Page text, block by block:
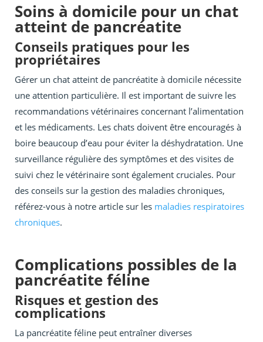
Soins à domicile pour un chat
atteint de pancréatite
Conseils pratiques pour les
propriétaires
Gérer un chat atteint de pancréatite à domicile nécessite
une attention particulière. Il est important de suivre les
recommandations vétérinaires concernant l’alimentation
et les médicaments. Les chats doivent être encouragés à
boire beaucoup d’eau pour éviter la déshydratation. Une
surveillance régulière des symptômes et des visites de
suivi chez le vétérinaire sont également cruciales. Pour
des conseils sur la gestion des maladies chroniques,
référez-vous à notre article sur les maladies respiratoires
chroniques.
Complications possibles de la
pancréatite féline
Risques et gestion des
complications
La pancréatite féline peut entraîner diverses